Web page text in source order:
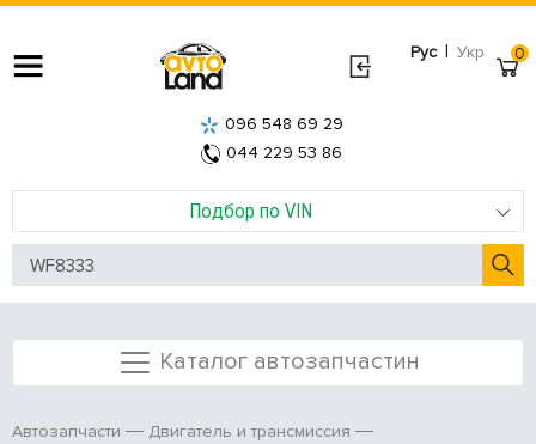
Рус | Укр
Подбор по VIN
096 548 69 29
044 229 53 86
0
Каталог автозапчастин
Автозапчасти
Двигатель и трансмиссия